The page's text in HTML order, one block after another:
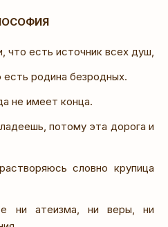
что есть источник всех душ,
есть родина безродных.
не имеет конца.
потому эта дорога и
словно крупица
ни атеизма, ни веры, ни